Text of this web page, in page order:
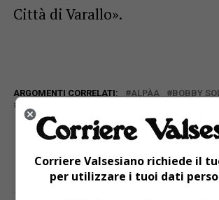
Città di Varallo».
ARGOMENTI CORRELATI: ALPÀA
BOBBY
Corriere Valsesiano richiede il
per utilizzare i tuoi dati